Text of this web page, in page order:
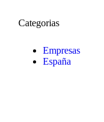
Categorias
Empresas
España